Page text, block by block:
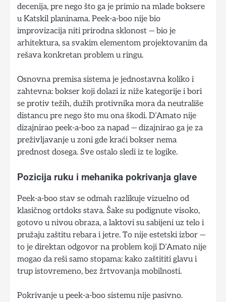
decenija, pre nego što ga je primio na mlade boksere
u Katskil planinama. Peek-a-boo nije bio
improvizacija niti prirodna sklonost — bio je
arhitektura, sa svakim elementom projektovanim da
rešava konkretan problem u ringu.
Osnovna premisa sistema je jednostavna koliko i
zahtevna: bokser koji dolazi iz niže kategorije i bori
se protiv težih, dužih protivnika mora da neutrališe
distancu pre nego što mu ona škodi. D’Amato nije
dizajnirao peek-a-boo za napad — dizajnirao ga je za
preživljavanje u zoni gde kraći bokser nema
prednost dosega. Sve ostalo sledi iz te logike.
Pozicija ruku i mehanika pokrivanja glave
Peek-a-boo stav se odmah razlikuje vizuelno od
klasičnog ortdoks stava. Šake su podignute visoko,
gotovo u nivou obraza, a laktovi su sabijeni uz telo i
pružaju zaštitu rebara i jetre. To nije estetski izbor —
to je direktan odgovor na problem koji D’Amato nije
mogao da reši samo stopama: kako zaštititi glavu i
trup istovremeno, bez žrtvovanja mobilnosti.
Pokrivanje u peek-a-boo sistemu nije pasivno.